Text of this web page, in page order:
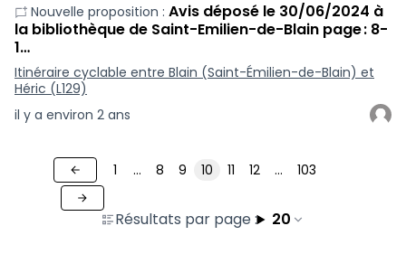
il y a environ 2 ans
Nouvelle proposition : Avis déposé le 30/06/2024 à
la bibliothèque de Saint-Emilien-de-Blain page : 8-
1…
Itinéraire cyclable entre Blain (Saint-Émilien-de-Blain) et
Héric (L129)
Résultats par page : 20
1 … 8 9 10 11 12 … 103